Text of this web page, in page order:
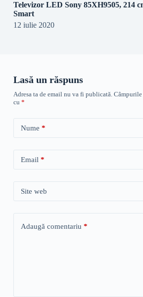
Televizor LED Sony 85XH9505, 214
Smart
12 iulie 2020
Lasă un răspuns
Adresa ta de email nu va fi publicată.
cu *
Nume *
Email *
Site web
Adaugă comentariu *